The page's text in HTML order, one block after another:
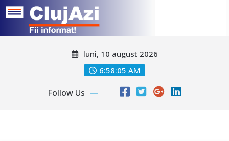
luni, 10 august 2026
6:58:08 AM
Follow Us